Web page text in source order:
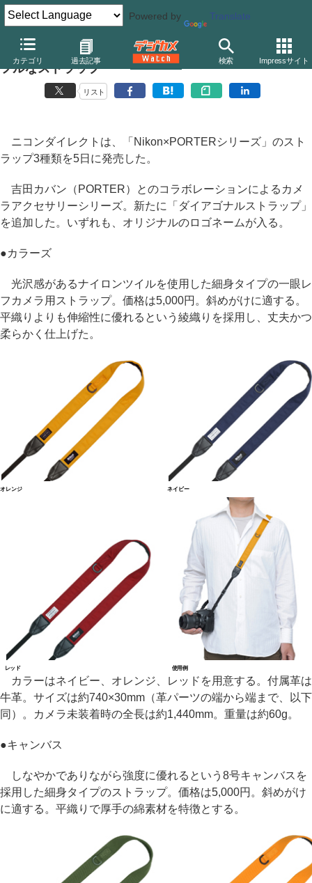
Powered by Translate
カテゴリ 過去記事 検索 Impressサイト
ニコンダイレクト、PORTERコラボレーションのカラ
フルなストラップ
リスト
ニコンダイレクトは、「Nikon×PORTERシリーズ」のスト
ラップ3種類を5日に発売した。
吉田カバン（PORTER）とのコラボレーションによるカメ
ラアクセサリーシリーズ。新たに「ダイアゴナルストラップ」
を追加した。いずれも、オリジナルのロゴネームが入る。
●カラーズ
光沢感があるナイロンツイルを使用した細身タイプの一眼レ
フカメラ用ストラップ。価格は5,000円。斜めがけに適する。
平織りよりも伸縮性に優れるという綾織りを採用し、丈夫かつ
柔らかく仕上げた。
オレンジ ネイビー
レッド 使用例
カラーはネイビー、オレンジ、レッドを用意する。付属革は
牛革。サイズは約740×30mm（革パーツの端から端まで、以下
同）。カメラ未装着時の全長は約1,440mm。重量は約60g。
●キャンバス
しなやかでありながら強度に優れるという8号キャンバスを
採用した細身タイプのストラップ。価格は5,000円。斜めがけ
に適する。平織りで厚手の綿素材を特徴とする。